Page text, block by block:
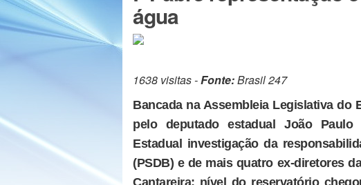
água
1638 visitas -Fonte:Brasil 247
Bancada na Assembleia Legislativa do
pelo deputado estadual João
Estadual investigação da
(PSDB) e de mais quatro ex-diretores
Cantareira; nível do reservatório